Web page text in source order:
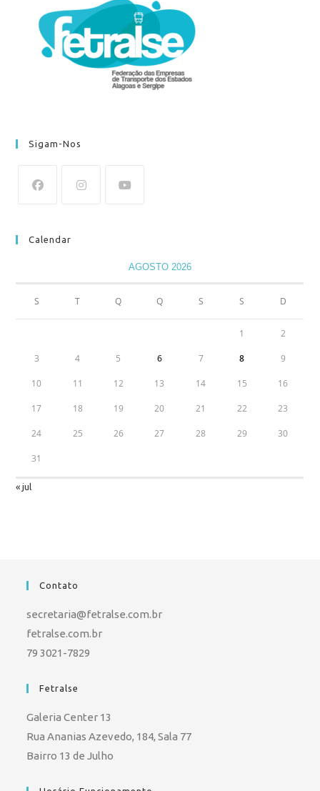
Sigam-Nos
Calendar
AGOSTO 2026
S T Q Q S S D
1 2
3 4 5 6 7 8 9
10 11 12 13 14 15 16
17 18 19 20 21 22 23
24 25 26 27 28 29 30
31
« jul
Contato
secretaria@fetralse.com.br
fetralse.com.br
79 3021-7829
Fetralse
Galeria Center 13
Rua Ananias Azevedo, 184, Sala 77
Bairro 13 de Julho